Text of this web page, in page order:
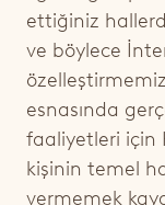
ettiğiniz
ve böylece
esnasında
faaliyetleri için
kişinin temel
vermemek